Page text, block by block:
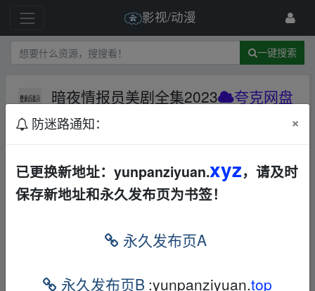
影视/动漫
一键搜索
暗夜情报员美剧全集2023 夸克网盘
华语 其他
fr om w ww.y un、pan zi‥yu_an.xy z
暗夜情报员 美剧 全集2023fr om w ww.y un、p
链接：
防迷路通知： ×
已更换新地址：yunpanziyuan.xyz，请及时
保存新地址和永久发布页为书签！
永久发布页A
永久发布页B :yunpanziyuan.top